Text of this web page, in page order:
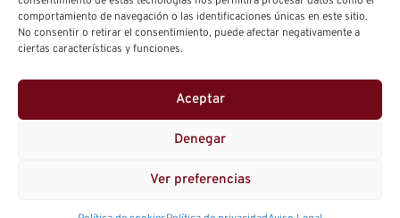
comportamiento de navegación o las identificaciones únicas en este sitio.
No consentir o retirar el consentimiento, puede afectar negativamente a
ciertas características y funciones.
Aceptar
Denegar
Ver preferencias
Aviso Legal